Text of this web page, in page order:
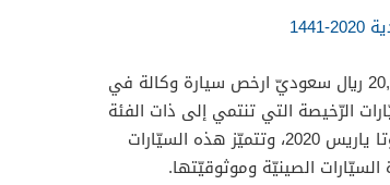
تعدّ جيلي LC باندا 2015 التي تبدأ أسعارها من 20,000 ريال سعوديّ ارخص سيارة وكالة في
الرّخيصة التي تنتمي إلى ذات الفئة
مثل كيا بيكانتو 2020 وشيفروليه سبارك 2020 وتويوتا ياريس 2020، وتتميّز هذه السيّارات
الصينيّة وموثوقيّتها.